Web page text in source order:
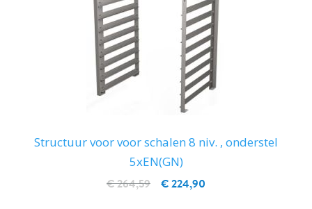
Structuur voor voor schalen 8 niv. , onderstel
5xEN(GN)
€ 224,90
€ 264,59